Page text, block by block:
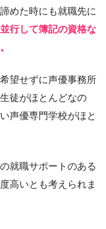
めた時にも就職先に
行して簿記の資格な
望せずに声優事務所
徒がほとんどなの
声優専門学校がほと
就職サポートのある
高いとも考えられま